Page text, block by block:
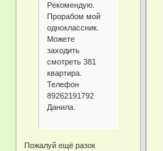
Рекомендую.
Прорабом мой
одноклассник.
Можете
заходить
смотреть 381
квартира.
Телефон
89262191792
Данила.
Пожалуй ещё разок